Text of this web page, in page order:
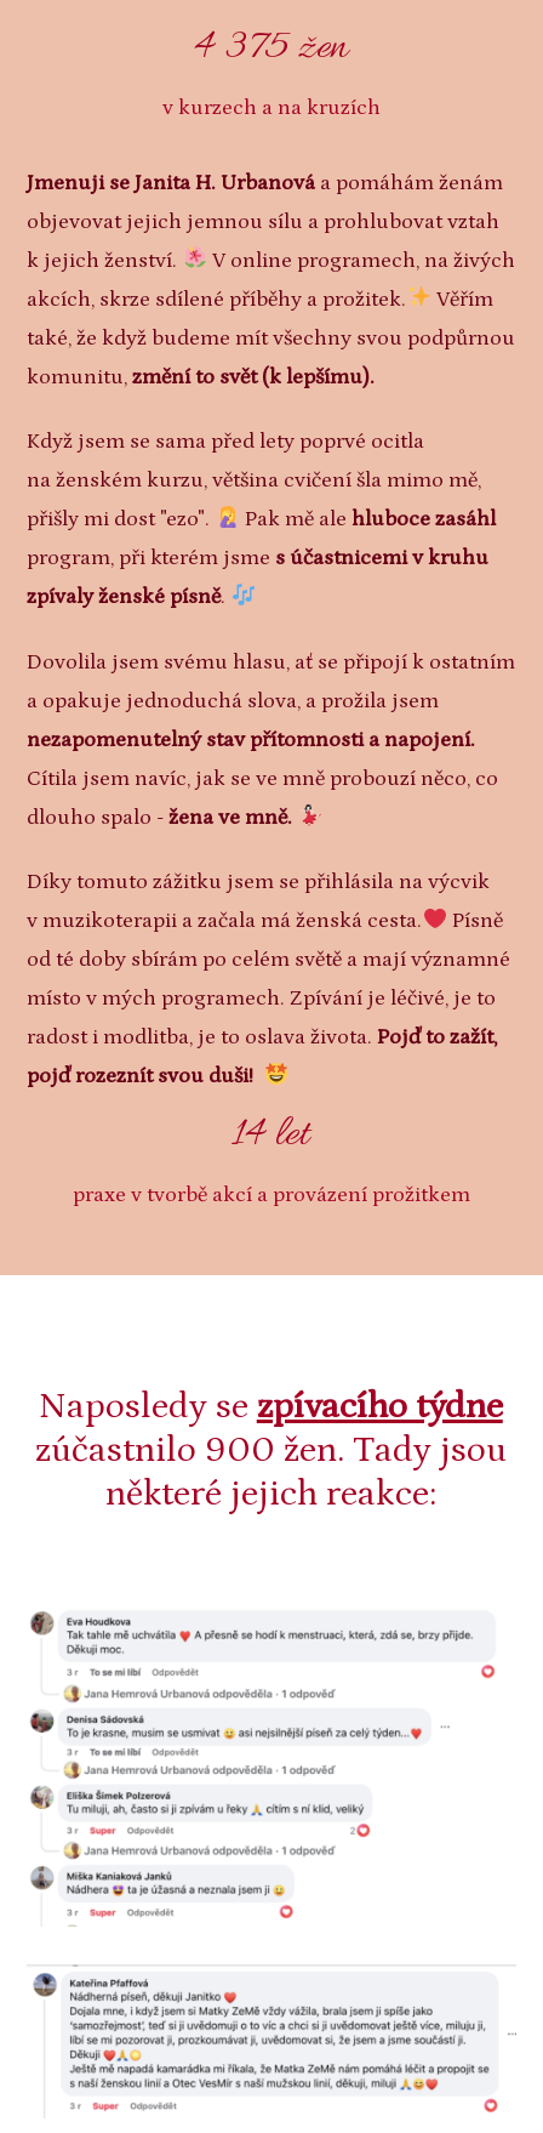
4 375 žen
v kurzech a na kruzích
Jmenuji se Janita H. Urbanová a pomáhám ženám
objevovat jejich jemnou sílu a prohlubovat vztah
k jejich ženství.
V online programech, na živých
akcích, skrze sdílené příběhy a prožitek.
Věřím
také, že když budeme mít všechny svou podpůrnou
komunitu,změní to svět (k lepšímu).
Když jsem se sama před lety poprvé ocitla
na ženském kurzu, většina cvičení šla mimo mě,
přišly mi dost "ezo".
Pak mě ale hluboce zasáhl
program, při kterém jsme s účastnicemi v kruhu
zpívaly ženské písně.
Dovolila jsem svému hlasu, ať se připojí k ostatním
a opakuje jednoduchá slova, a prožila jsem
nezapomenutelný stav přítomnosti a napojení.
Cítila jsem navíc, jak se ve mně probouzí něco, co
dlouho spalo -žena ve mně.
Díky tomuto zážitku jsem se přihlásila na výcvik
v muzikoterapii a začala má ženská cesta.
Písně
od té doby sbírám po celém světě a mají významné
místo v mých programech. Zpívání je léčivé, je to
radost i modlitba, je to oslava života.Pojď to zažít,
pojď rozeznít svou duši!
14 let
praxe v tvorbě akcí a provázení prožitkem
Naposledy se zpívacího týdne
zúčastnilo 900 žen. Tady jsou
některé jejich reakce: